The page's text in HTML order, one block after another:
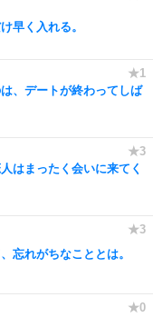
早く入れる。
、デートが終わってしば
はまったく会いに来てく
忘れがちなこととは。